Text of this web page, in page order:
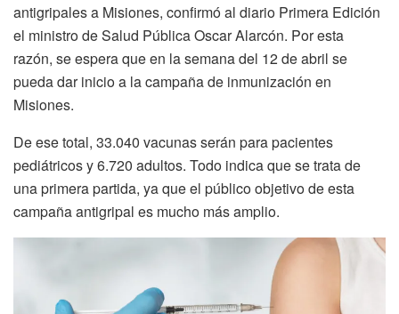
antigripales a Misiones, confirmó al diario Primera Edición
el ministro de Salud Pública Oscar Alarcón. Por esta
razón, se espera que en la semana del 12 de abril se
pueda dar inicio a la campaña de inmunización en
Misiones.
De ese total, 33.040 vacunas serán para pacientes
pediátricos y 6.720 adultos. Todo indica que se trata de
una primera partida, ya que el público objetivo de esta
campaña antigripal es mucho más amplio.